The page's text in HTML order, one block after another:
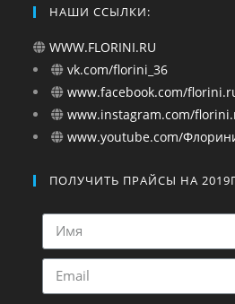
НАШИ ССЫЛКИ:
WWW.FLORINI.RU
vk.com/florini_36
www.facebook.com/
www.instagram.com/
www.youtube.com/
ПОЛУЧИТЬ ПРАЙСЫ НА